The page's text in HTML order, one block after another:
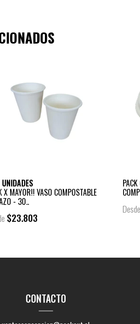
X MAYOR!! VASO COMPOSTABLE
- 30..
$23.803
Desde
CONTACTO